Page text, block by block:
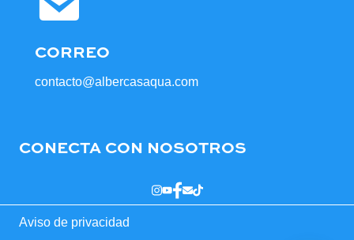
CORREO
contacto@albercasaqua.com
CONECTA CON NOSOTROS
Aviso de privacidad